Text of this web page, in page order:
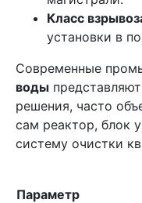
Класс
установки в
Современные
воды
решения, часто
сам реактор, блок
систему очистки
Параметр